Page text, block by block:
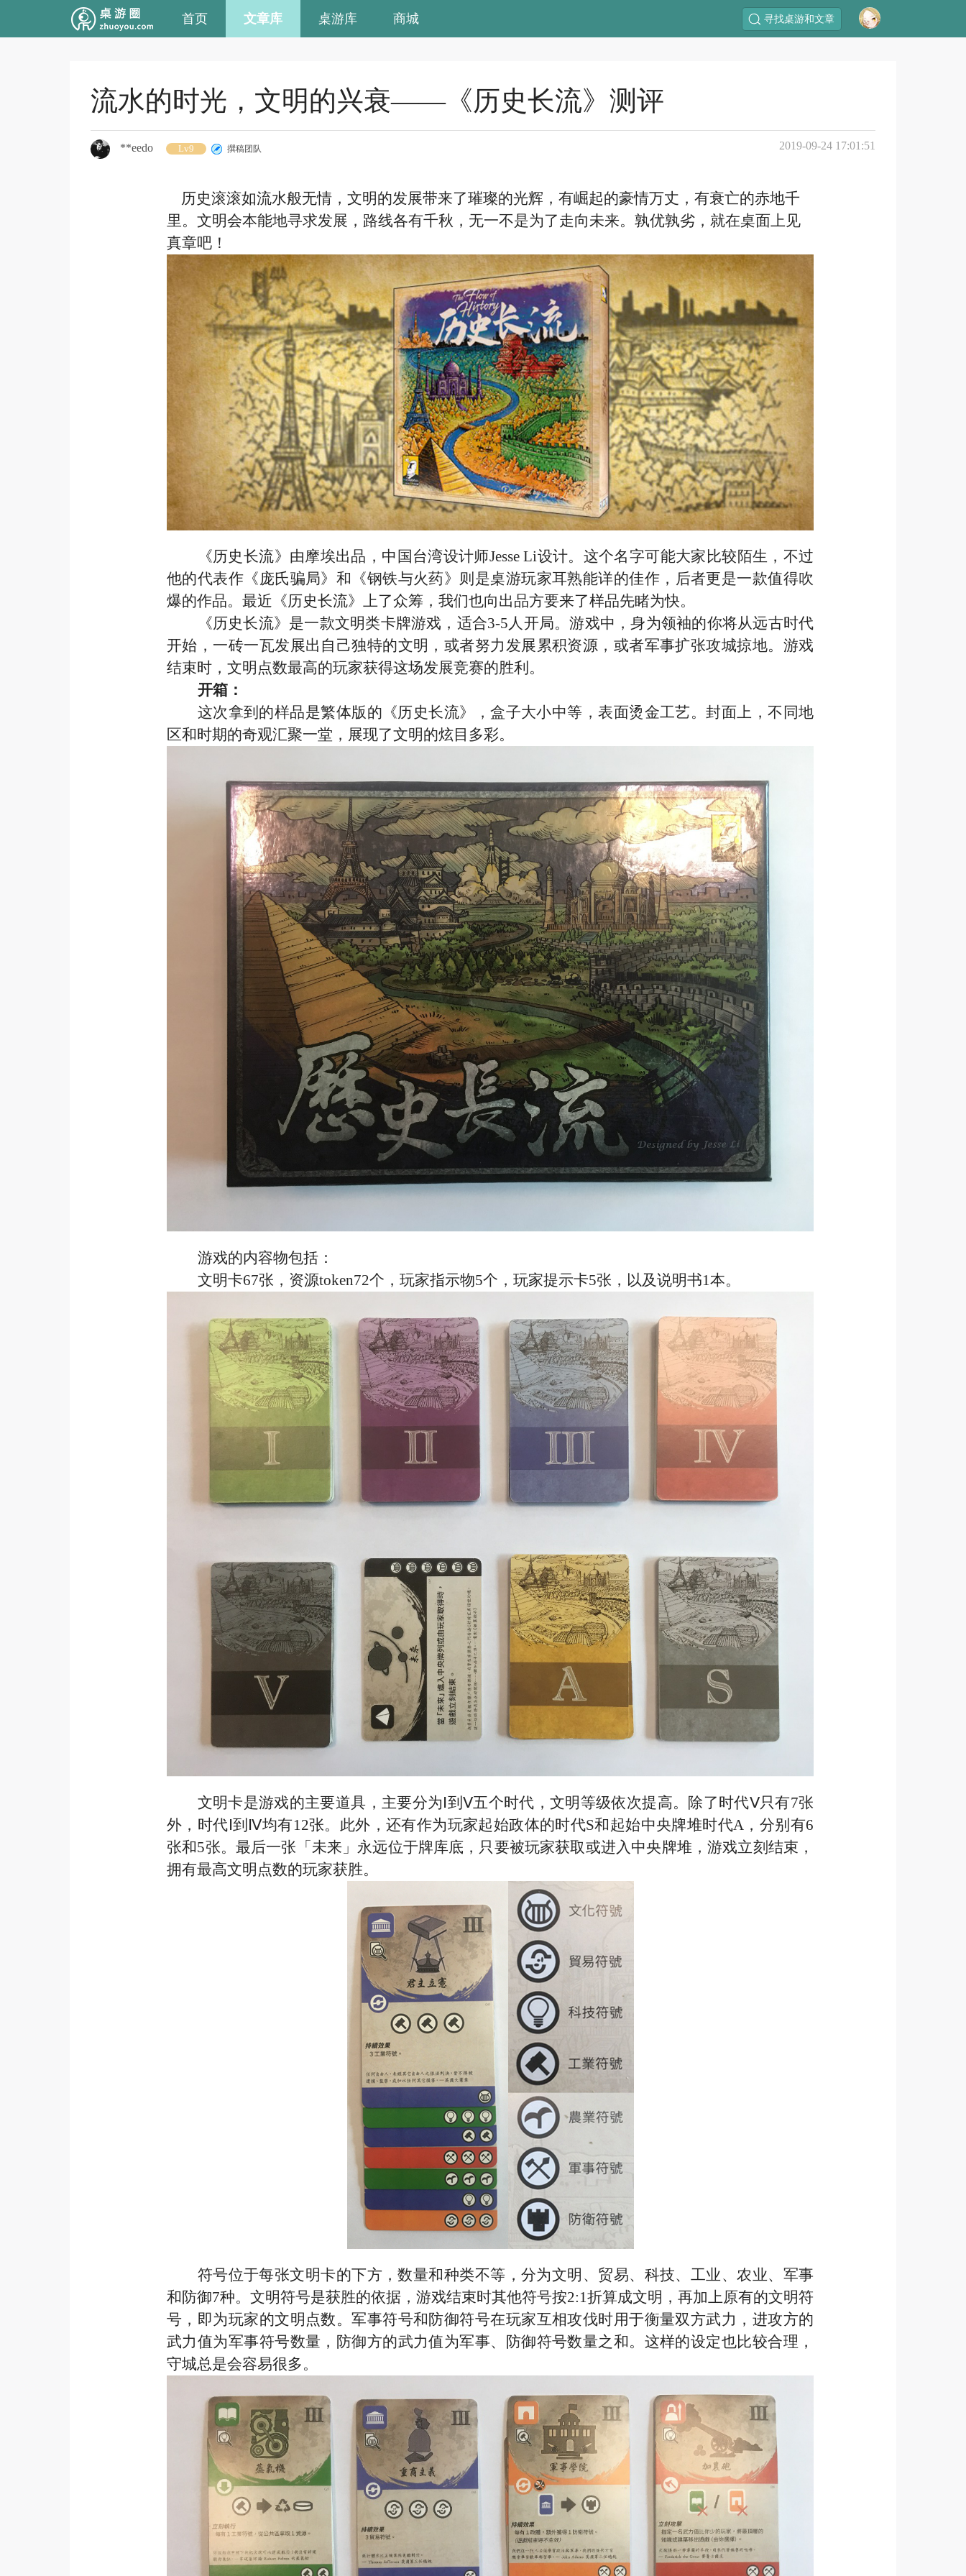
首页 文章库 桌游库 商城 寻找桌游和文章
流水的时光，文明的兴衰——《历史长流》测评
**eedo Lv9 撰稿团队 2019-09-24 17:01:51
历史滚滚如流水般无情，文明的发展带来了璀璨的光辉，有崛起的豪情万丈，有衰亡的赤地千
里。文明会本能地寻求发展，路线各有千秋，无一不是为了走向未来。孰优孰劣，就在桌面上见
真章吧！
《历史长流》由摩埃出品， 中国 台湾设计师Jesse Li设计。这个名字可能大家 比较陌生，不过
他的代表作《庞氏骗局》和《钢铁与火药》 则是桌游玩家耳熟能详的佳作 ，后者更是一款值得吹
爆的作品。最近《历史长流》上了众筹， 我们也向出品方要来了样品先睹为快。
《历史长流》是一款文明类卡牌游戏，适合3-5 人开局。游戏中，身为领袖的你将从远古时代
开始，一砖一瓦发展出自己独特的文明，或者努力发展累积资源，或者军事扩张攻城掠地。游戏
结束时，文明点数最高的玩家获得这场发展竞赛的胜利。
开箱：
这次拿到的样品是繁体版的《历史长流》，盒子大小中等，表面烫金工艺。封面上，不同地
区和时期的奇观汇聚一堂，展现了文明的炫目多彩。
游戏的内容物包括：
文明卡67张，资源token72个，玩家指示物5个，玩家提示卡5张，以及说明书1本。
文明卡是游戏的主要道具，主要分为 Ⅰ到Ⅴ五个时代，文明等级依次提高。除了时代Ⅴ只有7张
外，时代 Ⅰ到Ⅳ均有12张。此外，还有作为玩家起始政体的时代S和起始中央牌堆时代A，分别有6
张和5张。最后一张「未来」永远位于牌库底，只要被玩家获取或进入中央牌堆，游戏立刻结束，
拥有最高文明点数的玩家获胜。
符号位于每张文明卡的下方，数量和种类不等，分为文明、贸易、科技、工业、农业、军事
和防御7种。文明符号是获胜的依据，游戏结束时其他符号按2:1折算成文明，再加上原有的文明符
号，即为玩家的文明点数。军事符号和防御符号在玩家互相攻伐时用于衡量双方武力，进攻方的
武力值为军事符号数量，防御方的武力值为军事、防御符号数量之和。这样的设定也比较合理，
守城总是会容易很多。